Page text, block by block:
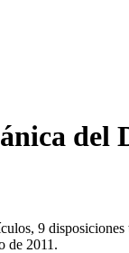
del
9
de 2011.